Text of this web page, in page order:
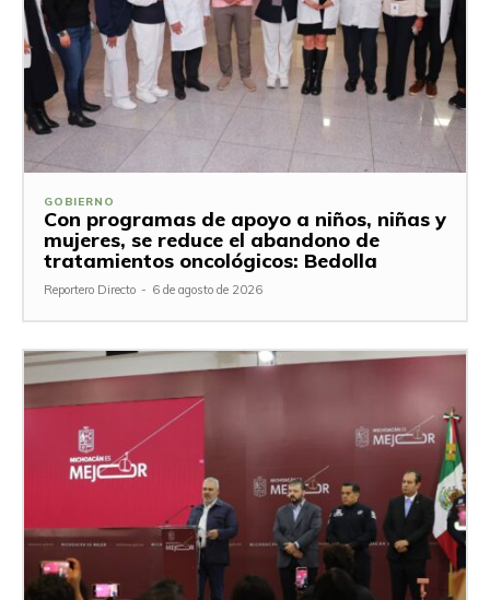
GOBIERNO
Con programas de apoyo a niños, niñas y
mujeres, se reduce el abandono de
tratamientos oncológicos: Bedolla
Reportero Directo - 6 de agosto de 2026